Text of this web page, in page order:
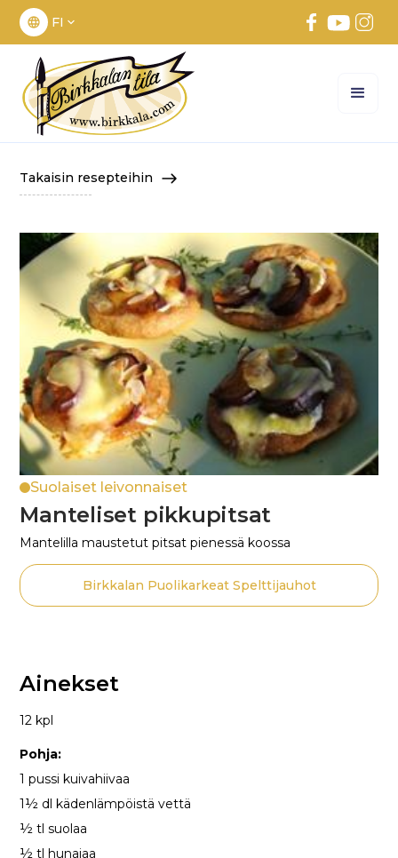
FI
Takaisin resepteihin
Suolaiset leivonnaiset
Manteliset pikkupitsat
Mantelilla maustetut pitsat pienessä koossa
Birkkalan Puolikarkeat Spelttijauhot
Ainekset
12 kpl
Pohja:
1 pussi kuivahiivaa
1½ dl kädenlämpöistä vettä
½ tl suolaa
½ tl hunajaa